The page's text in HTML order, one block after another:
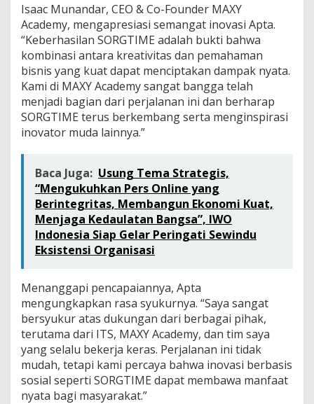
Isaac Munandar, CEO & Co-Founder MAXY
Academy, mengapresiasi semangat inovasi Apta.
“Keberhasilan SORGTIME adalah bukti bahwa
kombinasi antara kreativitas dan pemahaman
bisnis yang kuat dapat menciptakan dampak nyata.
Kami di MAXY Academy sangat bangga telah
menjadi bagian dari perjalanan ini dan berharap
SORGTIME terus berkembang serta menginspirasi
inovator muda lainnya.”
Baca Juga: Usung Tema Strategis,
“Mengukuhkan Pers Online yang
Berintegritas, Membangun Ekonomi Kuat,
Menjaga Kedaulatan Bangsa”, IWO
Indonesia Siap Gelar Peringati Sewindu
Eksistensi Organisasi
Menanggapi pencapaiannya, Apta
mengungkapkan rasa syukurnya. “Saya sangat
bersyukur atas dukungan dari berbagai pihak,
terutama dari ITS, MAXY Academy, dan tim saya
yang selalu bekerja keras. Perjalanan ini tidak
mudah, tetapi kami percaya bahwa inovasi berbasis
sosial seperti SORGTIME dapat membawa manfaat
nyata bagi masyarakat.”